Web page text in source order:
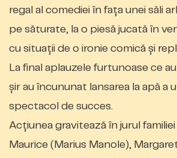
regal al comediei în faţa unei săli
pe săturate, la o piesă jucată în
cu situaţii de o ironie comică şi
La final aplauzele furtunoase ce
şir au încununat lansarea la apă a
spectacol de succes.
Acţiunea gravitează în jurul
Maurice (Marius Manole),